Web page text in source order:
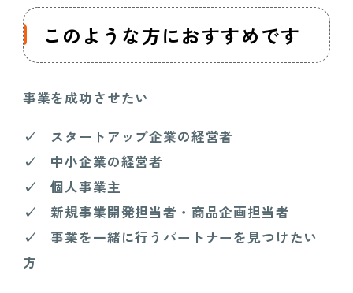
このような方におすすめです
事業を成功させたい
✓ スタートアップ企業の経営者
✓ 中小企業の経営者
✓個人事業主
✓新規事業開発担当者・商品企画担当者
✓事業を一緒に行うパートナーを見つけたい
方